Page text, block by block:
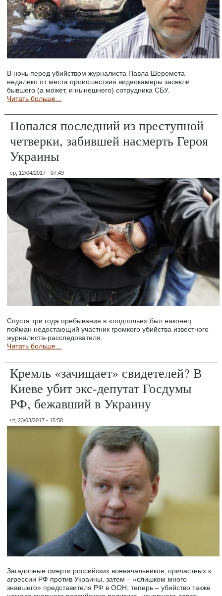
В ночь перед убийством журналиста Павла Шеремета
недалеко от места происшествия видеокамеры засекли
бывшего (а может, и нынешнего) сотрудника СБУ.
Читать больше...
Попался последний из преступной
четверки, забившей насмерть Героя
Украины
ср, 12/04/2017 - 07:49
Cпустя три года пребывания в «подполье» был наконец
пойман недостающий участник громкого убийства известного
журналиста-расследователя.
Читать больше...
Кремль «зачищает» свидетелей? В
Киеве убит экс-депутат Госдумы
РФ, бежавший в Украину
чт, 23/03/2017 - 15:58
Загадочные смерти российских военачальников, причастных к
агрессии РФ против Украины, затем – «слишком много
знавшего» представителя РФ в ООН, теперь – убийство также